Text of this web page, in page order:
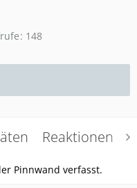
148
Reaktionen
Pinnwand verfasst.